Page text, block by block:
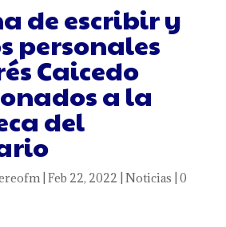
de escribir y
personales
Caicedo
a la
del
| Feb 22, 2022 Noticias 0